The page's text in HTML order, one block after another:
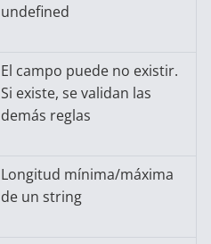
undefined
El campo puede no existir.
Si existe, se validan las
demás reglas
Longitud mínima/máxima
de un string